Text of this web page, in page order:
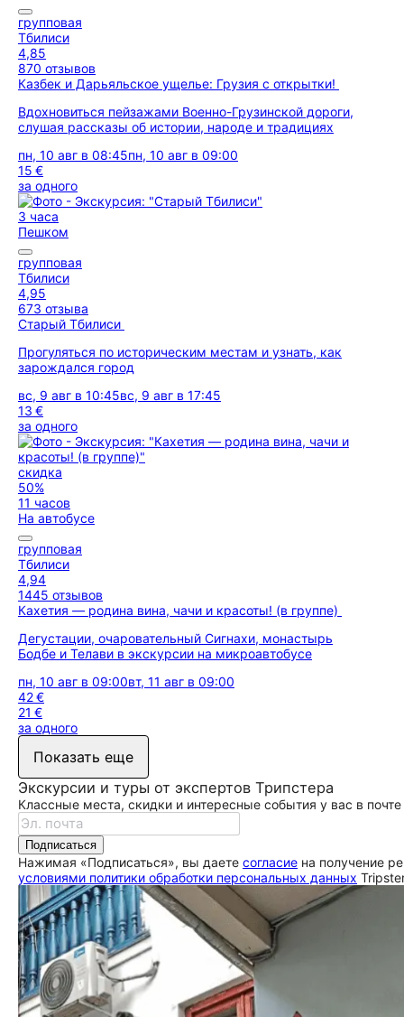
групповая
Тбилиси
4,85
870 отзывов
Казбек и Дарьяльское ущелье: Грузия с открытки!
Вдохновиться пейзажами Военно-Грузинской дороги,
слушая рассказы об истории, народе и традициях
пн, 10 авг в 08:45пн, 10 авг в 09:00
15 €
за одного
3 часа
Пешком
групповая
Тбилиси
4,95
673 отзыва
Старый Тбилиси
Прогуляться по историческим местам и узнать, как
зарождался город
вс, 9 авг в 10:45вс, 9 авг в 17:45
13 €
за одного
скидка
50%
11 часов
На автобусе
групповая
Тбилиси
4,94
1445 отзывов
Кахетия — родина вина, чачи и красоты! (в группе)
Дегустации, очаровательный Сигнахи, монастырь
Бодбе и Телави в экскурсии на микроавтобусе
пн, 10 авг в 09:00вт, 11 авг в 09:00
42 €
21 €
за одного
Показать еще
Экскурсии и туры от экспертов Трипстера
Классные места, скидки и интересные события у вас в почте
Подписаться
Нажимая «Подписаться», вы даете согласие на получение
условиями политики обработки персональных данных